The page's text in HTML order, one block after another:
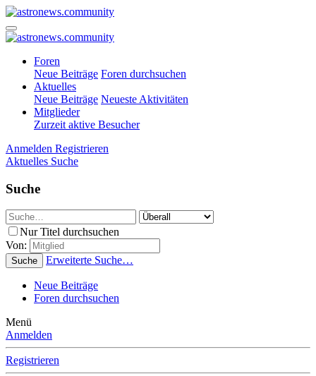
Foren
Neue Beiträge Foren durchsuchen
Aktuelles
Neue Beiträge Neueste Aktivitäten
Mitglieder
Zurzeit aktive Besucher
Anmelden Registrieren
Aktuelles Suche
Suche
Nur Titel durchsuchen
Von:
Suche Erweiterte Suche…
Neue Beiträge
Foren durchsuchen
Menü
Anmelden
Registrieren